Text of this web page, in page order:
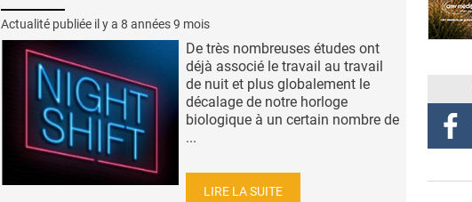
Actualité publiée il y a 8 années 9 mois
De très nombreuses études ont
déjà associé le travail au travail
de nuit et plus globalement le
décalage de notre horloge
biologique à un certain nombre de
...
LIRE LA SUITE